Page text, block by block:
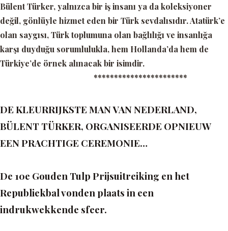
Bülent Türker, yalnızca bir iş insanı ya da koleksiyoner
değil, gönlüyle hizmet eden bir Türk sevdalısıdır. Atatürk’e
olan saygısı, Türk toplumuna olan bağlılığı ve insanlığa
karşı duyduğu sorumlulukla, hem Hollanda’da hem de
Türkiye’de örnek alınacak bir isimdir.
***********************
DE KLEURRIJKSTE MAN VAN NEDERLAND,
BÜLENT TÜRKER, ORGANISEERDE OPNIEUW
EEN PRACHTIGE CEREMONIE…
De 10e Gouden Tulp Prijsuitreiking en het
Republiekbal vonden plaats in een
indrukwekkende sfeer.